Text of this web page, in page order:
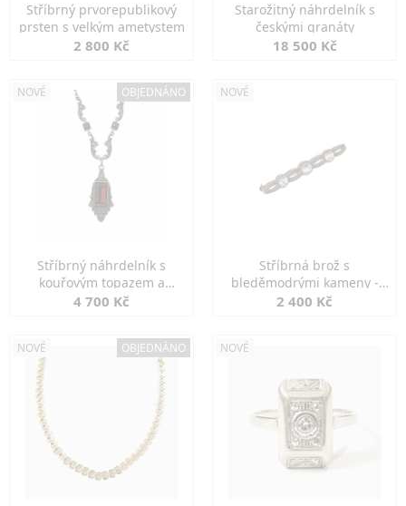
Stříbrný prvorepublikový
prsten s velkým ametystem
2 800 Kč
Starožitný náhrdelník s
českými granáty
18 500 Kč
NOVÉ OBJEDNÁNO
Stříbrný náhrdelník s
kouřovým topazem a
markazity
4 700 Kč
NOVÉ
Stříbrná brož s
bleděmodrými kameny -
jemná elegance
2 400 Kč
NOVÉ OBJEDNÁNO NOVÉ